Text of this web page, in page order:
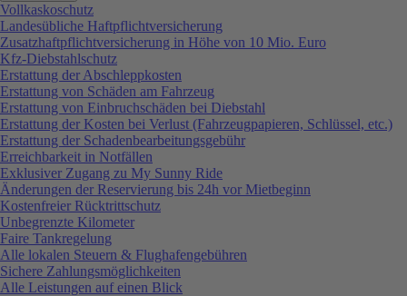
Vollkaskoschutz
Landesübliche Haftpflichtversicherung
Zusatzhaftpflichtversicherung in Höhe von 10 Mio. Euro
Kfz-Diebstahlschutz
Erstattung der Abschleppkosten
Erstattung von Schäden am Fahrzeug
Erstattung von Einbruchschäden bei Diebstahl
Erstattung der Kosten bei Verlust (Fahrzeugpapieren, Schlüssel, etc.)
Erstattung der Schadenbearbeitungsgebühr
Erreichbarkeit in Notfällen
Exklusiver Zugang zu My Sunny Ride
Änderungen der Reservierung bis 24h vor Mietbeginn
Kostenfreier Rücktrittschutz
Unbegrenzte Kilometer
Faire Tankregelung
Alle lokalen Steuern & Flughafengebühren
Sichere Zahlungsmöglichkeiten
Alle Leistungen auf einen Blick